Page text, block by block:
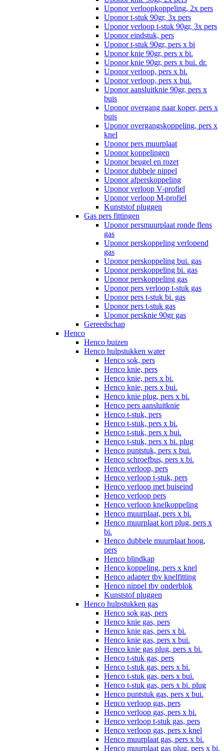
Uponor verloopkoppeling, 2x pers
Uponor t-stuk 90gr, 3x pers
Uponor verloop t-stuk 90gr, 3x pers
Uponor eindstuk, pers
Uponor t-stuk 90gr, pers x bi
Uponor knie 90gr, pers x bi.
Uponor knie 90gr, pers x bui. dr.
Uponor verloop, pers x bi.
Uponor verloop, pers x bui.
Uponor aansluitknie 90gr, pers x
buis
Uponor overgang naar koper, pers x
buis
Uponor overgangskoppeling, pers x
knel
Uponor pers muurplaat
Uponor koppelingen
Uponor beugel en rozet
Uponor dubbele nippel
Uponor afperskoppeling
Uponor verloop V-profiel
Uponor verloop M-profiel
Kunststof pluggen
Gas pers fittingen
Uponor persmuurplaat ronde flens
gas
Uponor perskoppeling verlopend
gas
Uponor perskoppeling bui. gas
Uponor perskoppeling bi. gas
Uponor perskoppeling gas
Uponor pers verloop t-stuk gas
Uponor pers t-stuk bi. gas
Uponor pers t-stuk gas
Uponor persknie 90gr gas
Gereedschap
Henco
Henco buizen
Henco hulpstukken water
Henco sok, pers
Henco knie, pers
Henco knie, pers x bi.
Henco knie, pers x bui.
Henco knie plug, pers x bi.
Henco pers aansluitknie
Henco t-stuk, pers
Henco t-stuk, pers x bi.
Henco t-stuk, pers x bui.
Henco t-stuk, pers x bi. plug
Henco puntstuk, pers x bui.
Henco schroefbus, pers x bi.
Henco verloop, pers
Henco verloop t-stuk, pers
Henco verloop met buiseind
Henco verloop pers
Henco verloop knelkoppeling
Henco muurplaat, pers x bi.
Henco muurplaat kort plug, pers x
bi.
Henco dubbele muurplaat hoog,
pers
Henco blindkap
Henco koppeling, pers x knel
Henco adapter tbv knelfitting
Henco nippel tbv onderblok
Kunststof pluggen
Henco hulpstukken gas
Henco sok gas, pers
Henco knie gas, pers
Henco knie gas, pers x bi.
Henco knie gas, pers x bui.
Henco knie gas plug, pers x bi.
Henco t-stuk gas, pers
Henco t-stuk gas, pers x bi.
Henco t-stuk gas, pers x bui.
Henco t-stuk gas, pers x bi. plug
Henco puntstuk gas, pers x bui.
Henco verloop gas, pers
Henco verloop gas, pers x bi.
Henco verloop t-stuk gas, pers
Henco verloop gas, pers x knel
Henco muurplaat gas, pers x bi.
Henco muurplaat gas plug, pers x bi.